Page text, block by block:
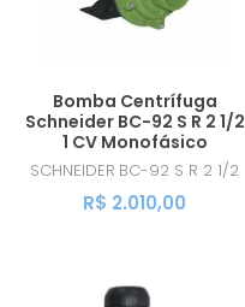
Bomba Centrífuga
Schneider BC-92 S R 2 1/2
1 CV Monofásico
SCHNEIDER BC-92 S R 2 1/2
R$ 2.010,00